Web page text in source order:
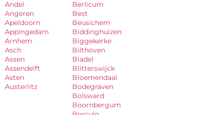
Andel
Angeren
Apeldoorn
Appingedam
Arnhem
Asch
Assen
Assendelft
Asten
Austerlitz
Berlicum
Best
Beusichem
Biddinghuizen
Biggekerke
Bilthoven
Bladel
Blitterswijck
Bloemendaal
Bodegraven
Bolsward
Boornbergum